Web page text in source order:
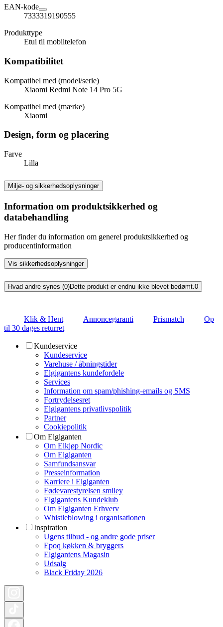
EAN-kode
7333319190555
Produkttype
Etui til mobiltelefon
Kompatibilitet
Kompatibel med (model/serie)
Xiaomi Redmi Note 14 Pro 5G
Kompatibel med (mærke)
Xiaomi
Design, form og placering
Farve
Lilla
Miljø- og sikkerhedsoplysninger
Information om produktsikkerhed og
databehandling
Her finder du information om generel produktsikkerhed og
producentinformation
Vis sikkerhedsoplysninger
Hvad andre synes (0)Dette produkt er endnu ikke blevet bedømt.0
Klik & Hent Annoncegaranti Prismatch
Op
til 30 dages returret
Kundeservice
Kundeservice
Varehuse / åbningstider
Elgigantens kundefordele
Services
Information om spam/phishing-emails og SMS
Fortrydelsesret
Elgigantens privatlivspolitik
Partner
Cookiepolitik
Om Elgiganten
Om Elkjøp Nordic
Om Elgiganten
Samfundsansvar
Presseinformation
Karriere i Elgiganten
Fødevarestyrelsen smiley
Elgigantens Kundeklub
Om Elgiganten Erhverv
Whistleblowing i organisationen
Inspiration
Ugens tilbud - og andre gode priser
Epoq køkken & bryggers
Elgigantens Magasin
Udsalg
Black Friday 2026